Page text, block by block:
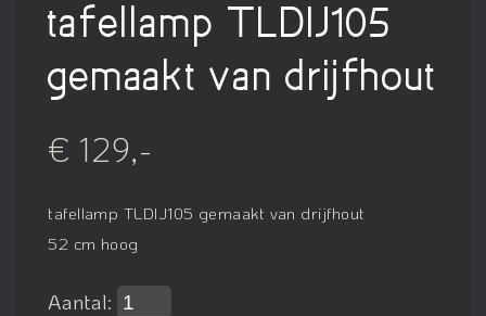
tafellamp TLDIJ105
gemaakt van drijfhout
€ 129,-
tafellamp TLDIJ105 gemaakt van drijfhout
52 cm hoog
Aantal: